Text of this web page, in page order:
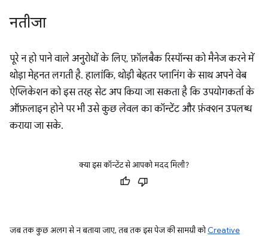
नतीजा
पूरे न हो पाने वाले अनुरोधों के लिए, फ़ॉलबैक रिस्पॉन्स को मैनेज करने में
थोड़ा मेहनत लगती है. हालांकि, थोड़ी बेहतर प्लानिंग के साथ अपने वेब
ऐप्लिकेशन को इस तरह सेट अप किया जा सकता है कि उपयोगकर्ता के
ऑफ़लाइन होने पर भी उसे कुछ लेवल का कॉन्टेंट और फ़ंक्शन उपलब्ध
कराया जा सके.
क्या इस कॉन्टेंट से आपको मदद मिली?
जब तक कुछ अलग से न बताया जाए, तब तक इस पेज की सामग्री कोCreative